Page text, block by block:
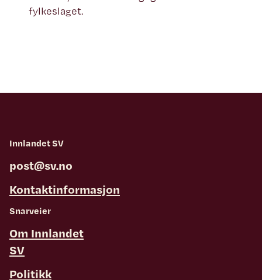
fylkeslaget.
Innlandet SV
post@sv.no
Kontaktinformasjon
Snarveier
Om Innlandet
SV
Politikk